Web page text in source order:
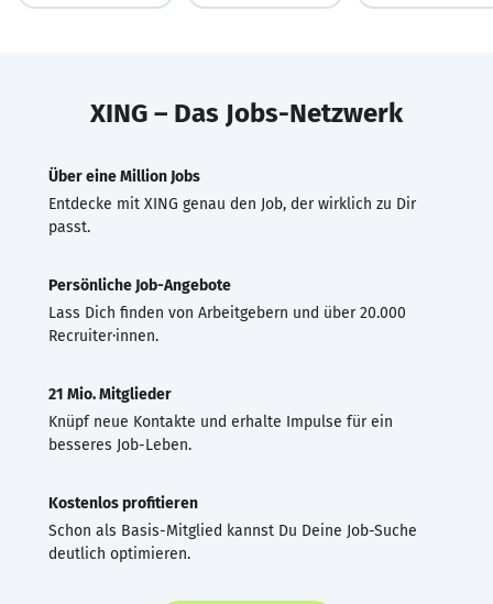
XING – Das Jobs-Netzwerk
Über eine Million Jobs
Entdecke mit XING genau den Job, der wirklich zu Dir
passt.
Persönliche Job-Angebote
Lass Dich finden von Arbeitgebern und über 20.000
Recruiter·innen.
21 Mio. Mitglieder
Knüpf neue Kontakte und erhalte Impulse für ein
besseres Job-Leben.
Kostenlos profitieren
Schon als Basis-Mitglied kannst Du Deine Job-Suche
deutlich optimieren.